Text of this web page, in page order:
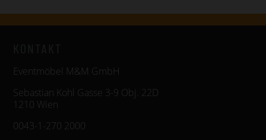
Eventmöbel M&M GmbH
Sebastian Kohl Gasse 3-9 Obj. 22D
1210 Wien
0043-1-270 2000